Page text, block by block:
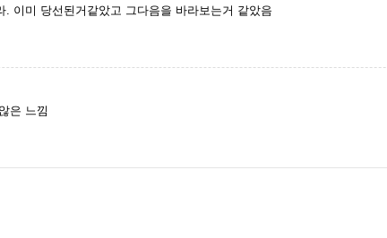
이미 당선된거같았고 그다음을 바라보는거 같았음
은 느낌